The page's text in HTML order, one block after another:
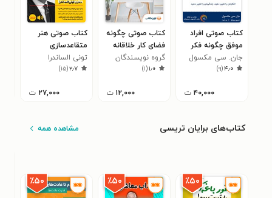
کتاب صوتی افراد
موفق چگونه فکر
می‌ کنند
جان. سی مکسول
۴٫۰(۹)
۴۰,۰۰۰ ت
کتاب صوتی چگونه
فضای کار خلاقانه
شاد و پربازده
داشته باشیم
گروه نویسندگان
سایت هاو کن یو
۱٫۰(۱)
۱۲,۰۰۰ ت
کتاب صوتی هنر
متقاعدسازی
مشتری برای فروش
بیشتر
تونی الساندرا
۲٫۷(۱۵)
۲۷,۰۰۰ ت
کتاب‌های برایان تریسی مشاهده همه
٪۵۰ ٪۵۰ ٪۵۰